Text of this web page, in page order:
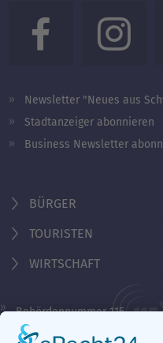
Newsletter "Neues aus
Stadtanzeiger abonnieren
Business Newsletter
BÜRGER
TOURISTEN
WIRTSCHAFT
Behördennummer 115